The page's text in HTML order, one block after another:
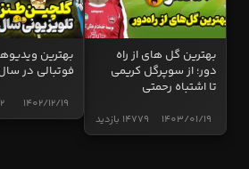
بهترین گل های از راه
دور؛ از سوپرگل کریمی
تا اشتباه رحمتی
14779 بازدید 1403/01/19
بهترین
فوتبالی در سال
1402/12/19